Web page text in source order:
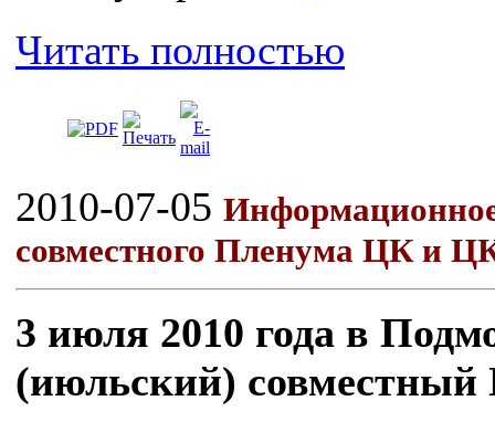
Читать полностью
2010-07-05
совместного Пленума ЦК и
3 июля 2010 года в
(июльский)